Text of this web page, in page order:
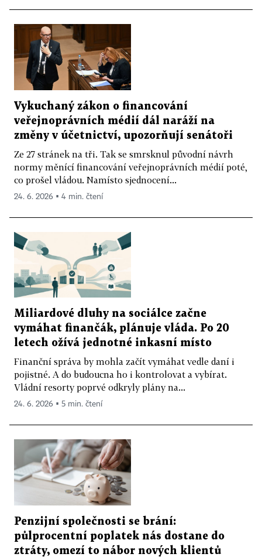
Vykuchaný zákon o financování
veřejnoprávních médií dál naráží na
změny v účetnictví, upozorňují senátoři
Ze 27 stránek na tři. Tak se smrsknul původní návrh
normy měnící financování veřejnoprávních médií poté,
co prošel vládou. Namísto sjednocení...
24. 6. 2026 ▪ 4 min. čtení
Miliardové dluhy na sociálce začne
vymáhat finančák, plánuje vláda. Po 20
letech ožívá jednotné inkasní místo
Finanční správa by mohla začít vymáhat vedle daní i
pojistné. A do budoucna ho i kontrolovat a vybírat.
Vládní resorty poprvé odkryly plány na...
24. 6. 2026 ▪ 5 min. čtení
Penzijní společnosti se brání:
půlprocentní poplatek nás dostane do
ztráty, omezí to nábor nových klientů